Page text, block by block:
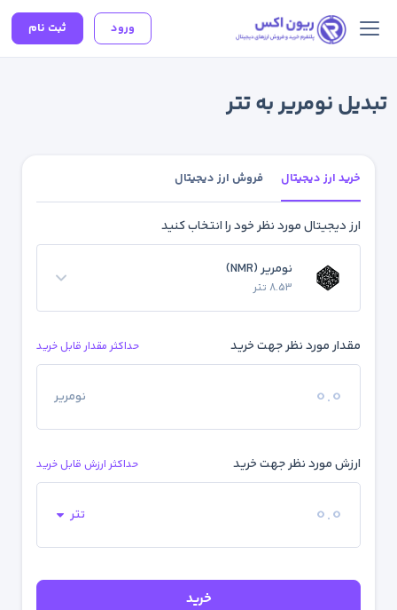
ورود ثبت نام
تبدیل نومریر به تتر
خرید ارز دیجیتال فروش ارز دیجیتال
ارز دیجیتال مورد نظر خود را انتخاب کنید
نومریر (NMR)
8.53 تتر
مقدار مورد نظر جهت خرید حداکثر مقدار قابل خرید
نومریر
ارزش مورد نظر جهت خرید حداکثر ارزش قابل خرید
تتر
خرید